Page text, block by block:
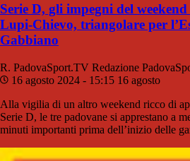
Serie D, gli impegni del
Lupi-Chievo, triangolare per
Gabbiano
R. PadovaSport.TV Redazione
16 agosto 2024 - 15:15 16 agosto
Alla vigilia di un altro weekend ricco di
Serie D, le tre padovane si apprestano a
minuti importanti prima dell’inizio delle